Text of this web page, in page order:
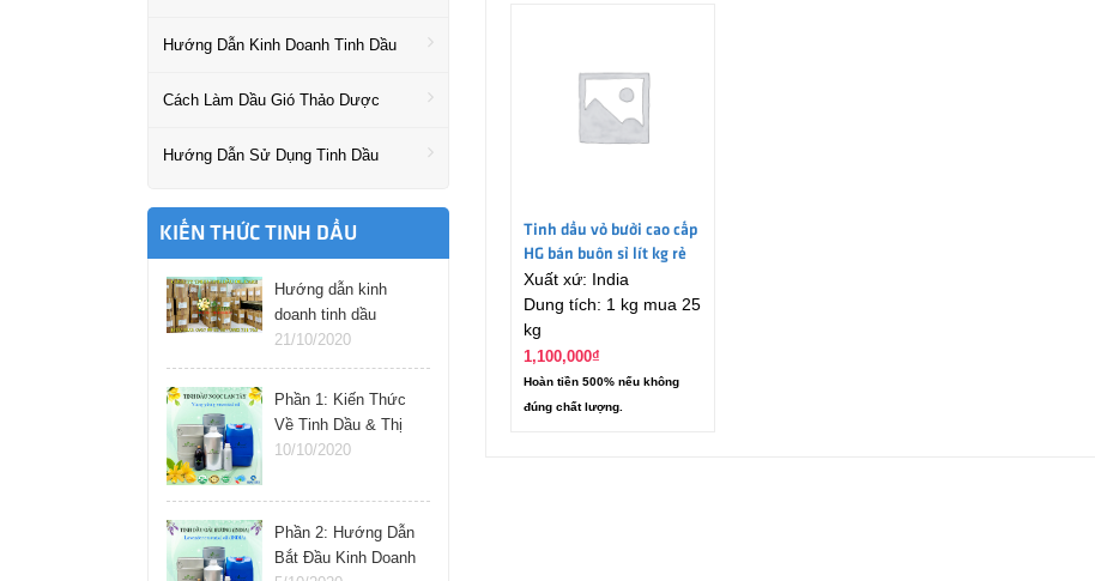
Hướng Dẫn Kinh Doanh Tinh Dầu
Cách Làm Dầu Gió Thảo Dược
Hướng Dẫn Sử Dụng Tinh Dầu
KIẾN THỨC TINH DẦU
Hướng dẫn kinh
doanh tinh dầu
online
21/10/2020
Phần 1: Kiến Thức
Về Tinh Dầu & Thị
Trường
10/10/2020
Phần 2: Hướng Dẫn
Bắt Đầu Kinh Doanh
Tinh dầu vỏ bưởi cao cấp
HG bán buôn sỉ lít kg rẻ
Xuất xứ: India
Dung tích: 1 kg mua 25
kg
1,100,000₫
Hoàn tiền 500% nếu không
đúng chất lượng.